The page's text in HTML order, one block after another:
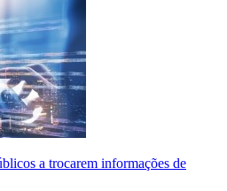
a trocarem informações de